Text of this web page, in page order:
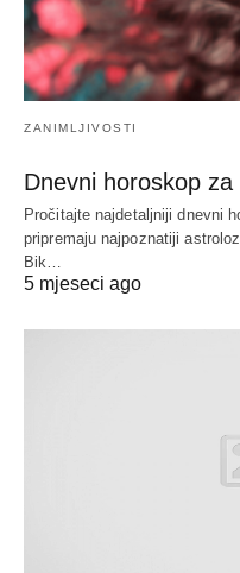
ZANIMLJIVOSTI
Dnevni horoskop
Pročitajte najdetaljniji dnevni
pripremaju najpoznatiji
Bik…
5 mjeseci ago